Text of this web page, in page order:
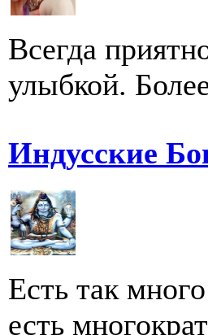
Всегда
улыбкой.
Индусские
Есть так
есть